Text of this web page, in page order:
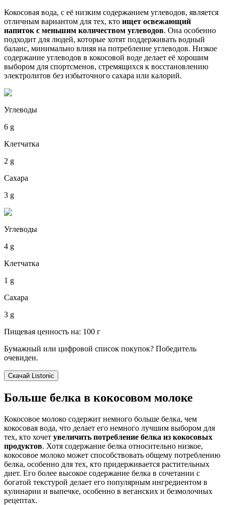
Кокосовая вода, с её низким содержанием углеводов, является
отличным вариантом для тех, кто ищет освежающий
напиток с меньшим количеством углеводов. Она особенно
подходит для людей, которые хотят поддерживать водный
баланс, минимально влияя на потребление углеводов. Низкое
содержание углеводов в кокосовой воде делает её хорошим
выбором для спортсменов, стремящихся к восстановлению
электролитов без избыточного сахара или калорий.
Углеводы
6 g
Клетчатка
2 g
Сахара
3 g
Углеводы
4 g
Клетчатка
1 g
Сахара
3 g
Пищевая ценность на: 100 г
Бумажный или цифровой список покупок? Победитель
очевиден.
Скачай Listonic
Больше белка в кокосовом молоке
Кокосовое молоко содержит немного больше белка, чем
кокосовая вода, что делает его немного лучшим выбором для
тех, кто хочет увеличить потребление белка из кокосовых
продуктов. Хотя содержание белка относительно низкое,
кокосовое молоко может способствовать общему потреблению
белка, особенно для тех, кто придерживается растительных
диет. Его более высокое содержание белка в сочетании с
богатой текстурой делает его популярным ингредиентом в
кулинарии и выпечке, особенно в веганских и безмолочных
рецептах.